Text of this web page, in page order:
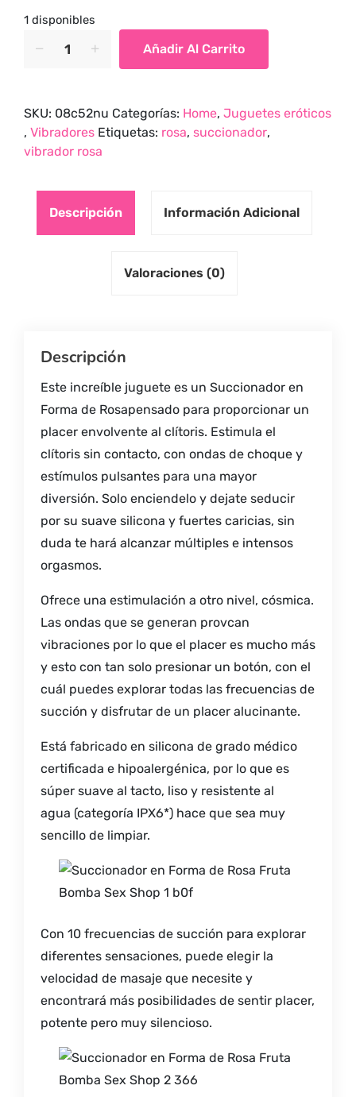
1 disponibles
Rosa
quantity
Añadir Al Carrito
SKU: 08c52nu Categorías: Home, Juguetes eróticos
, Vibradores Etiquetas: rosa, succionador,
vibrador rosa
Descripción Información Adicional
Valoraciones (0)
Descripción
Este increíble juguete es un Succionador en
Forma de Rosapensado para proporcionar un
placer envolvente al clítoris. Estimula el
clítoris sin contacto, con ondas de choque y
estímulos pulsantes para una mayor
diversión. Solo enciendelo y dejate seducir
por su suave silicona y fuertes caricias, sin
duda te hará alcanzar múltiples e intensos
orgasmos.
Ofrece una estimulación a otro nivel, cósmica.
Las ondas que se generan provcan
vibraciones por lo que el placer es mucho más
y esto con tan solo presionar un botón, con el
cuál puedes explorar todas las frecuencias de
succión y disfrutar de un placer alucinante.
Está fabricado en silicona de grado médico
certificada e hipoalergénica, por lo que es
súper suave al tacto, liso y resistente al
agua (categoría IPX6*) hace que sea muy
sencillo de limpiar.
Con 10 frecuencias de succión para explorar
diferentes sensaciones, puede elegir la
velocidad de masaje que necesite y
encontrará más posibilidades de sentir placer,
potente pero muy silencioso.